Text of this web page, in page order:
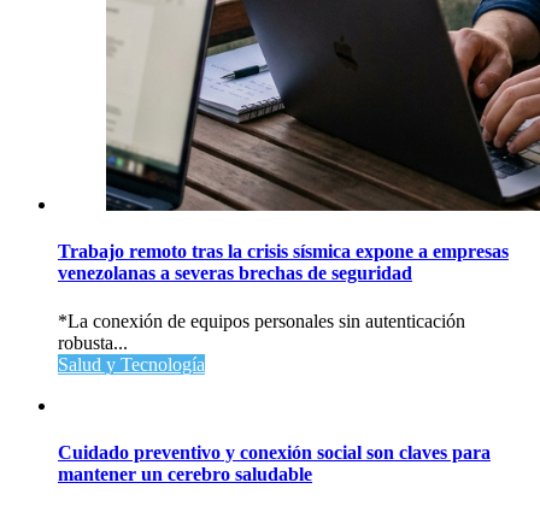
Trabajo remoto tras la crisis sísmica expone a empresas
venezolanas a severas brechas de seguridad
*La conexión de equipos personales sin autenticación
robusta...
Salud y Tecnología
Cuidado preventivo y conexión social son claves para
mantener un cerebro saludable